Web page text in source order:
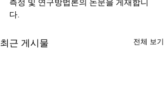
측정 및 연구방법론의 논문을 게재합니
다.
최근 게시물 전체 보기